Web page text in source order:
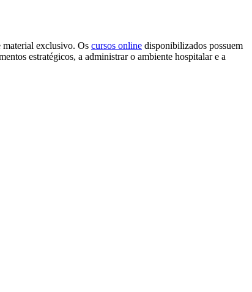
material exclusivo. Os cursos online disponibilizados possuem
estratégicos, a administrar o ambiente hospitalar e a